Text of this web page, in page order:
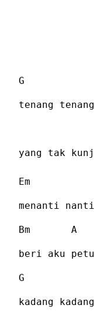
G
tenang tenang
yang tak
Em
menanti nanti
Bm A
beri aku
G
kadang